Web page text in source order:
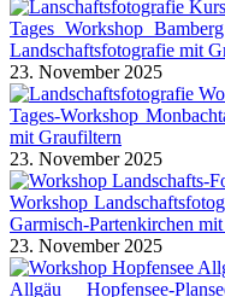
Tages Workshop
Landschaftsfotografie mit
23. November 2025
Tages-Workshop
mit Graufiltern
23. November 2025
Workshop
Garmisch-Partenkirchen
23. November 2025
Allgäu Hopfensee-